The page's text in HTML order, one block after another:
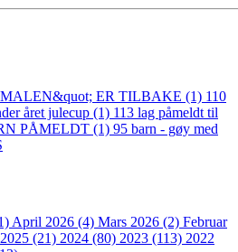
ER TILBAKE (1) 110
året julecup (1) 113 lag påmeldt til
PÅMELDT (1) 95 barn - gøy med
April 2026 (4) Mars 2026 (2) Februar
2025 (21) 2024 (80) 2023 (113) 2022